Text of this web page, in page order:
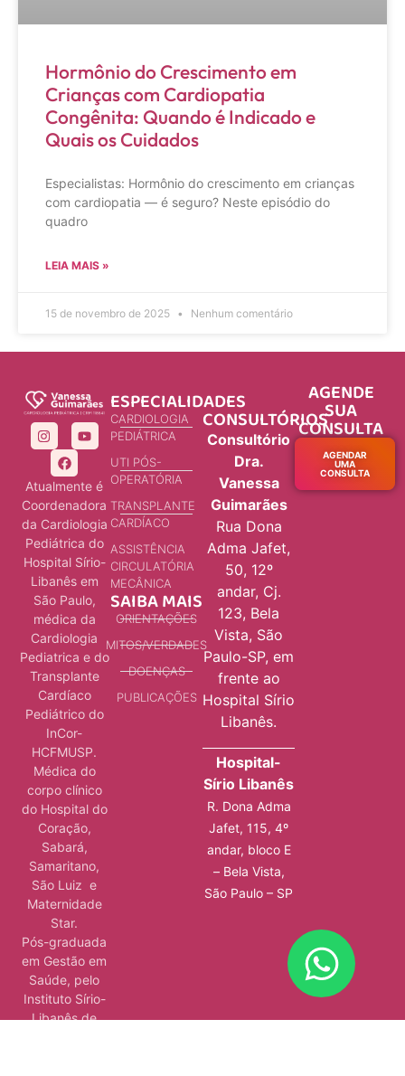
Hormônio do Crescimento em
Crianças com Cardiopatia
Congênita: Quando é Indicado e
Quais os Cuidados
Especialistas: Hormônio do crescimento em crianças
com cardiopatia — é seguro? Neste episódio do
quadro
LEIA MAIS »
15 de novembro de 2025 Nenhum comentário
Atualmente é
Coordenadora
da Cardiologia
Pediátrica do
Hospital Sírio-
Libanês em
São Paulo,
médica da
Cardiologia
Pediatrica e do
Transplante
Cardíaco
Pediátrico do
InCor-
HCFMUSP.
Médica do
corpo clínico
do Hospital do
Coração,
Sabará,
Samaritano,
São Luiz e
Maternidade
Star.
Pós-graduada
em Gestão em
Saúde, pelo
Instituto Sírio-
Libanês de
ESPECIALIDADES
CARDIOLOGIA
PEDIÁTRICA
UTI PÓS-
OPERATÓRIA
TRANSPLANTE
CARDÍACO
ASSISTÊNCIA
CIRCULATÓRIA
MECÂNICA
SAIBA MAIS
ORIENTAÇÕES
MITOS/VERDADES
DOENÇAS
PUBLICAÇÕES
CONSULTÓRIOS
Consultório
Dra.
Vanessa
Guimarães
Rua Dona
Adma Jafet,
50, 12º
andar, Cj.
123, Bela
Vista, São
Paulo-SP, em
frente ao
Hospital Sírio
Libanês.
Hospital-
Sírio Libanês
R. Dona Adma
Jafet, 115, 4º
andar, bloco E
– Bela Vista,
São Paulo – SP
AGENDE
SUA
CONSULTA
AGENDAR
UMA
CONSULTA